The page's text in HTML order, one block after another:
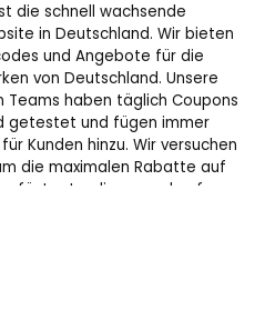
die schnell wachsende
in Deutschland. Wir bieten
und Angebote für die
von Deutschland. Unsere
Teams haben täglich Coupons
getestet und fügen immer
Kunden hinzu. Wir versuchen
die maximalen Rabatte auf
für Leute, die gerne kaufen, zu